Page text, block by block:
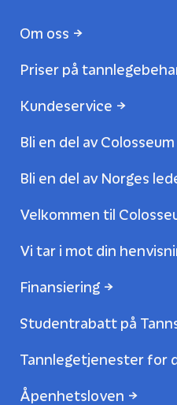
Om oss
Priser på
Kundeservice
Bli en del av
Bli en del av Norges
Velkommen til
Vi tar i mot din
Finansiering
Studentrabatt på
Tannlegetjenester for
Åpenhetsloven